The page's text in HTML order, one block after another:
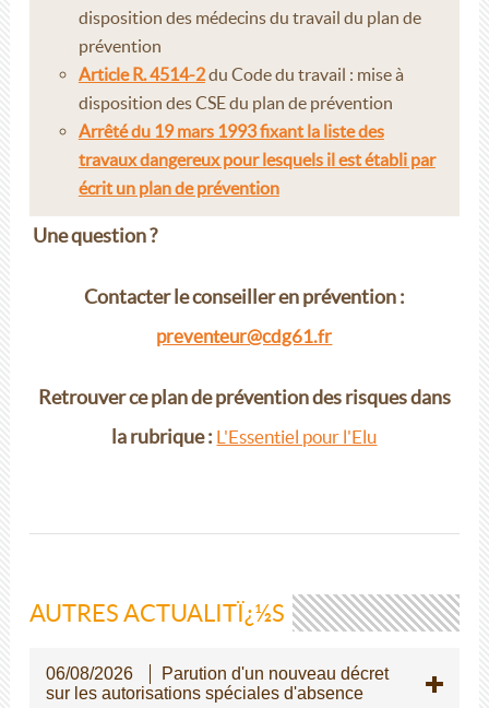
disposition des médecins du travail du plan de
prévention
Article R. 4514-2du Code du travail : mise à
disposition des CSE du plan de prévention
Arrêté du 19 mars 1993 fixant la liste des
travaux dangereux pour lesquels il est établi par
écrit un plan de prévention
Une question ?
Contacter le conseiller en prévention :
preventeur@cdg61.fr
Retrouver ce plan de prévention des risques dans
la rubrique : L'Essentiel pour l'Elu
AUTRES ACTUALITÏ¿½S
06/08/2026
Parution d'un nouveau décret
sur les autorisations spéciales d'absence